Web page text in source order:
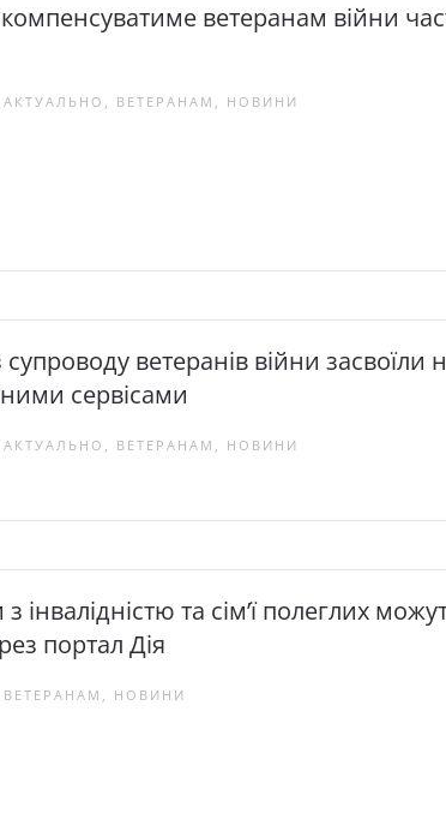
ветеранам війни
АКТУАЛЬНО, ВЕТЕРАНАМ, НОВИНИ
супроводу ветеранів війни
сервісами
АКТУАЛЬНО, ВЕТЕРАНАМ, НОВИНИ
інвалідністю та сім’ї полеглих
портал Дія
ВЕТЕРАНАМ, НОВИНИ